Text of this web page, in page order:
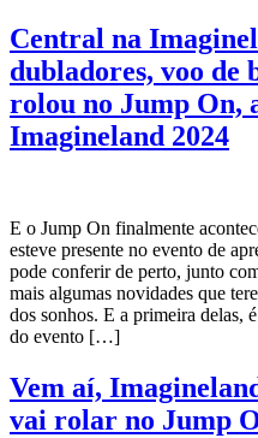
Central na
dubladores, voo de
rolou no Jump On,
Imagineland 2024
E o Jump On finalmente
esteve presente no evento de
pode conferir de perto, junto
mais algumas novidades que
dos sonhos. E a primeira delas,
do evento […]
Vem aí,
vai rolar no Jump